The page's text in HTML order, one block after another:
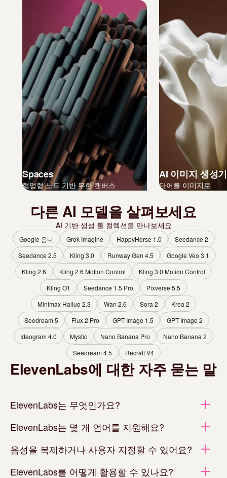
Spaces
협업형 노드 기반 무한 캔버스
AI 이미지 생성기
단어를 이미지로
다른 AI 모델을 살펴보세요
AI 기반 생성 툴 컬렉션을 만나보세요
Google 옴니 Grok Imagine HappyHorse 1.0
Seedance 2
Seedance 2.5
Kling 3.0 Runway Gen 4.5
Google Veo 3.1
Kling 2.6
Kling 2.6 Motion Control
Kling 3.0 Motion Control
Kling O1
Seedance 1.5 Pro
Pixverse 5.5
Minimax Hailuo 2.3
Wan 2.6 Sora 2
Krea 2
Seedream 5
Flux.2 Pro GPT Image 1.5
GPT Image 2
Ideogram 4.0
Mystic Nano Banana Pro
Nano Banana 2
Seedream 4.5
Recraft V4
ElevenLabs에 대한 자주 묻는 말
ElevenLabs는 무엇인가요?
ElevenLabs는 몇 개 언어를 지원해요?
음성을 복제하거나 사용자 지정할 수 있어요?
ElevenLabs를 어떻게 활용할 수 있나요?